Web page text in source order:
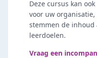
Deze cursus kan
voor uw
stemmen de
leerdoelen.
Vraag een